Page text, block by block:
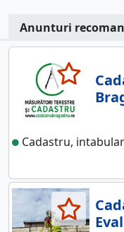
Anunturi
Cadastru,